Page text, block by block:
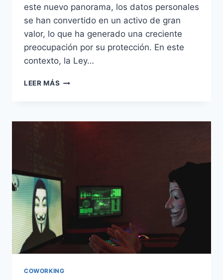
este nuevo panorama, los datos personales
se han convertido en un activo de gran
valor, lo que ha generado una creciente
preocupación por su protección. En este
contexto, la Ley…
LEER MÁS
COWORKING